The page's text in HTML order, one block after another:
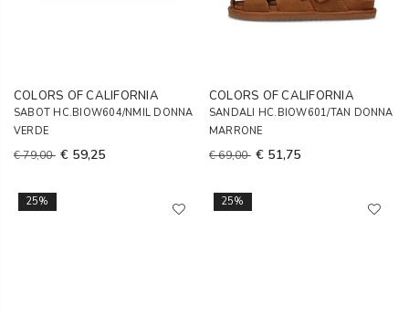
COLORS OF CALIFORNIA
SABOT HC.BIOW604/NMIL DONNA
VERDE
€ 79,00 € 59,25
COLORS OF CALIFORNIA
SANDALI HC.BIOW601/TAN DONNA
MARRONE
€ 69,00 € 51,75
25% 25%